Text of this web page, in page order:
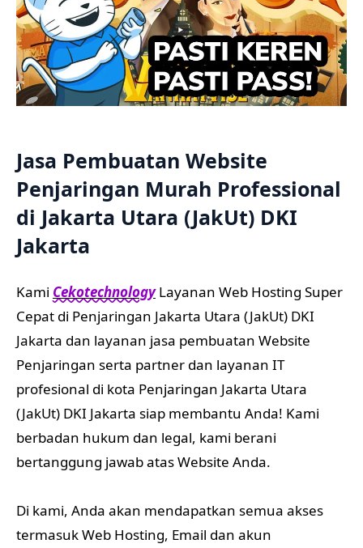
Jasa Pembuatan Website
Penjaringan Murah Professional
di Jakarta Utara (JakUt) DKI
Jakarta
Kami CekotechnologyLayanan Web Hosting Super
Cepat di Penjaringan Jakarta Utara (JakUt) DKI
Jakarta dan layanan jasa pembuatan Website
Penjaringan serta partner dan layanan IT
profesional di kota Penjaringan Jakarta Utara
(JakUt) DKI Jakarta siap membantu Anda! Kami
berbadan hukum dan legal, kami berani
bertanggung jawab atas Website Anda.
Di kami, Anda akan mendapatkan semua akses
termasuk Web Hosting, Email dan akun